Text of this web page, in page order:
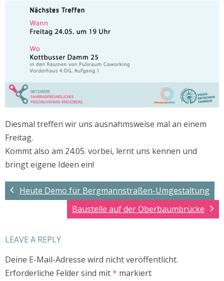
Diesmal treffen wir uns ausnahmsweise mal an einem
Freitag.
Kommt also am 24.05. vorbei, lernt uns kennen und
bringt eigene Ideen ein!
Heute Demo für Bergmannstraßen-Umgestaltung
Baustelle auf der Oberbaumbrücke
LEAVE A REPLY
Deine E-Mail-Adresse wird nicht veröffentlicht.
Erforderliche Felder sind mit* markiert